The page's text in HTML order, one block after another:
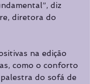
diz
diretora do
na edição
como o conforto
do sofá de